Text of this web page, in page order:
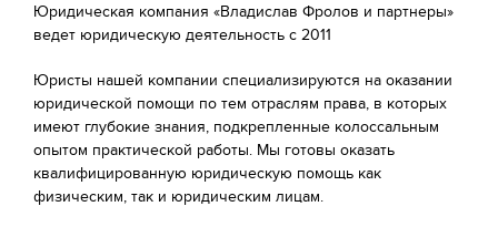
Юридическая компания «Владислав Фролов и партнеры»
ведет юридическую деятельность с 2011
Юристы нашей компании специализируются на оказании
юридической помощи по тем отраслям права, в которых
имеют глубокие знания, подкрепленные колоссальным
опытом практической работы. Мы готовы оказать
квалифицированную юридическую помощь как
физическим, так и юридическим лицам.